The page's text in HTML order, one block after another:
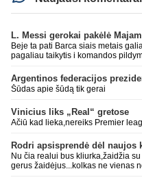
Beje ta pati Barca siais metais
pagaliau taikytis i komandos
Šūdas apie šūdą tik gerai
Vinicius liks „Real“ gretose
Ačiū kad lieka,nereiks Premier
Rodri apsisprendė dėl naujos
Nu čia realui bus kliurka,žaidžia
gerus žaidėjus...kolkas ne vienas